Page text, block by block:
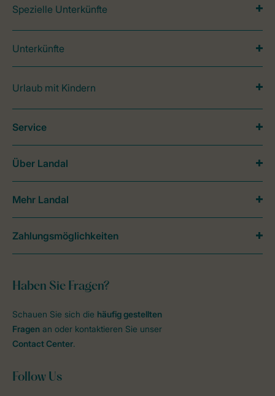
Spezielle Unterkünfte
Unterkünfte
Urlaub mit Kindern
Haben Sie Fragen?
Schauen Sie sich die häufig gestellten
Fragen an oder kontaktieren Sie unser
Contact Center.
Follow Us
Service
Über Landal
Mehr Landal
Zahlungsmöglichkeiten